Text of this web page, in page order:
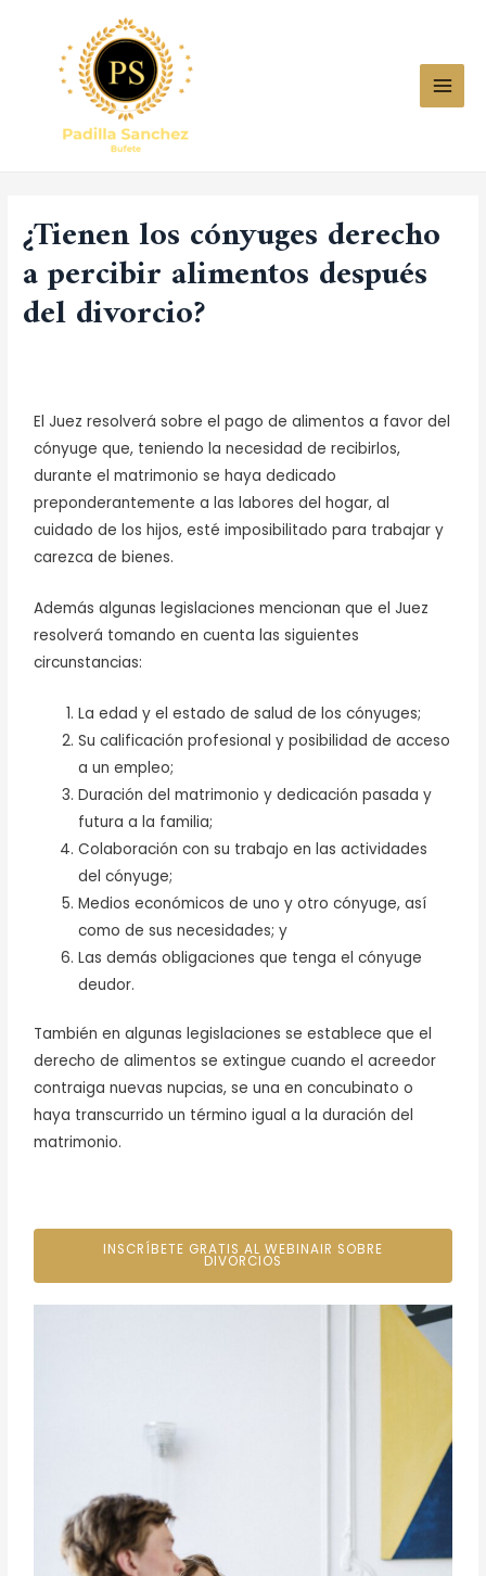
¿Tienen los cónyuges derecho
a percibir alimentos después
del divorcio?
El Juez resolverá sobre el pago de alimentos a favor del
cónyuge que, teniendo la necesidad de recibirlos,
durante el matrimonio se haya dedicado
preponderantemente a las labores del hogar, al
cuidado de los hijos, esté imposibilitado para trabajar y
carezca de bienes.
Además algunas legislaciones mencionan que el Juez
resolverá tomando en cuenta las siguientes
circunstancias:
La edad y el estado de salud de los cónyuges;
Su calificación profesional y posibilidad de acceso
a un empleo;
Duración del matrimonio y dedicación pasada y
futura a la familia;
Colaboración con su trabajo en las actividades
del cónyuge;
Medios económicos de uno y otro cónyuge, así
como de sus necesidades; y
Las demás obligaciones que tenga el cónyuge
deudor.
También en algunas legislaciones se establece que el
derecho de alimentos se extingue cuando el acreedor
contraiga nuevas nupcias, se una en concubinato o
haya transcurrido un término igual a la duración del
matrimonio.
INSCRÍBETE GRATIS AL WEBINAIR SOBRE
DIVORCIOS